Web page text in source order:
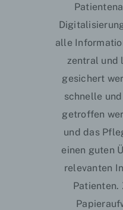
alle
zentral und
gesichert
schnelle
getroffen
und das
einen guten
relevanten
Patienten.